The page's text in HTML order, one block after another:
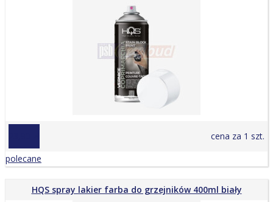
cena za 1 szt.
polecane
HQS spray lakier farba do grzejników 400ml biały